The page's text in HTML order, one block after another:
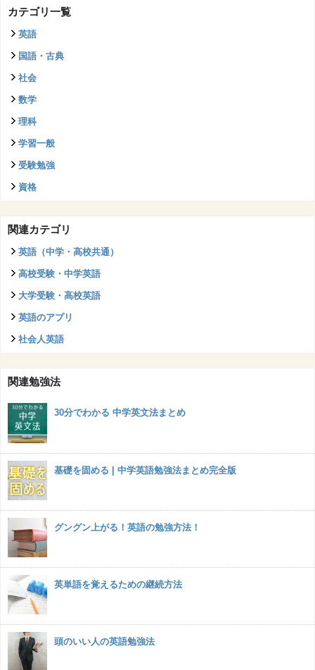
カテゴリ一覧
英語
国語・古典
社会
数学
理科
学習一般
受験勉強
資格
関連カテゴリ
英語（中学・高校共通）
高校受験・中学英語
大学受験・高校英語
英語のアプリ
社会人英語
関連勉強法
30分でわかる 中学英文法まとめ
基礎を固める | 中学英語勉強法まとめ完全版
グングン上がる！英語の勉強方法！
英単語を覚えるための継続方法
頭のいい人の英語勉強法